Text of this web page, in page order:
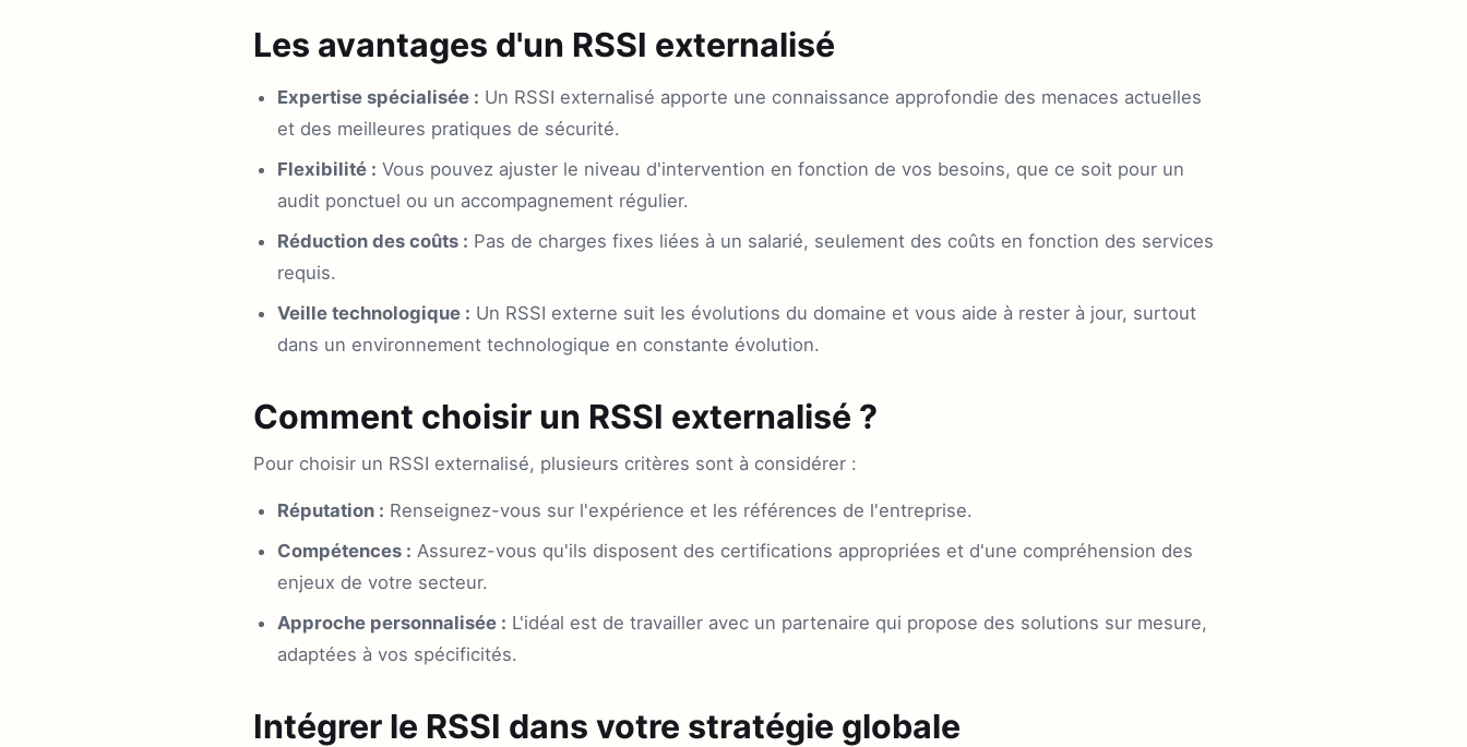
Les avantages d'un RSSI externalisé
Expertise spécialisée : Un RSSI externalisé apporte une connaissance approfondie des menaces actuelles
et des meilleures pratiques de sécurité.
Flexibilité : Vous pouvez ajuster le niveau d'intervention en fonction de vos besoins, que ce soit pour un
audit ponctuel ou un accompagnement régulier.
Réduction des coûts : Pas de charges fixes liées à un salarié, seulement des coûts en fonction des services
requis.
Veille technologique : Un RSSI externe suit les évolutions du domaine et vous aide à rester à jour, surtout
dans un environnement technologique en constante évolution.
Comment choisir un RSSI externalisé ?
Pour choisir un RSSI externalisé, plusieurs critères sont à considérer :
Réputation : Renseignez-vous sur l'expérience et les références de l'entreprise.
Compétences : Assurez-vous qu'ils disposent des certifications appropriées et d'une compréhension des
enjeux de votre secteur.
Approche personnalisée : L'idéal est de travailler avec un partenaire qui propose des solutions sur mesure,
adaptées à vos spécificités.
Intégrer le RSSI dans votre stratégie globale